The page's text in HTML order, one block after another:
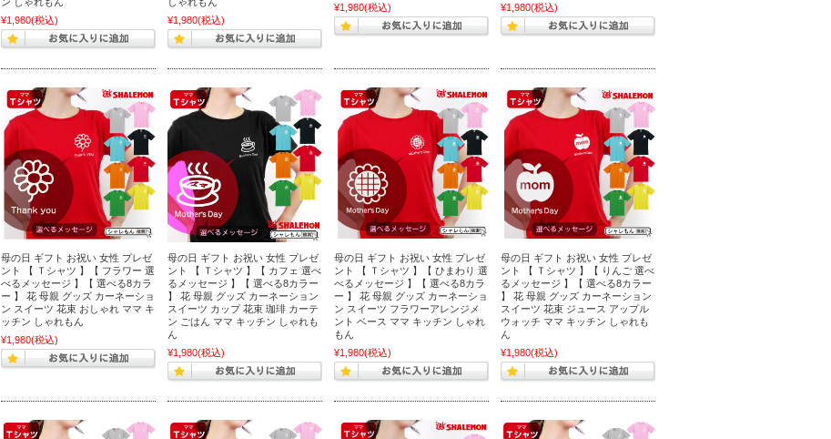
¥1,980(税込)
¥1,980(税込)
¥1,980(税込)
¥1,980(税込)
母の日 ギフト お祝い 女性 プレゼ
ント 【 Ｔシャツ 】【 フラワー 選
べるメッセージ 】【 選べる8カラ
ー 】 花 母親 グッズ カーネーショ
ン スイーツ 花束 おしゃれ ママ キ
ッチン しゃれもん
¥1,980(税込)
母の日 ギフト お祝い 女性 プレゼ
ント 【 Ｔシャツ 】【 カフェ 選べ
るメッセージ 】【 選べる8カラー
】 花 母親 グッズ カーネーション
スイーツ カップ 花束 珈琲 カーテ
ン ごはん ママ キッチン しゃれも
ん
¥1,980(税込)
母の日 ギフト お祝い 女性 プレゼ
ント 【 Ｔシャツ 】【 ひまわり 選
べるメッセージ 】【 選べる8カラ
ー 】 花 母親 グッズ カーネーショ
ン スイーツ フラワーアレンジメ
ント ベース ママ キッチン しゃれ
もん
¥1,980(税込)
母の日 ギフト お祝い 女性 プレゼ
ント 【 Ｔシャツ 】【 りんご 選べ
るメッセージ 】【 選べる8カラー
】 花 母親 グッズ カーネーション
スイーツ 花束 ジュース アップル
ウォッチ ママ キッチン しゃれも
ん
¥1,980(税込)